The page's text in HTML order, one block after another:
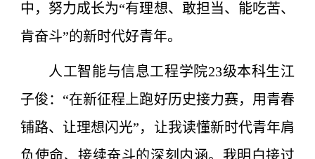
中，努力成长为“有理想、敢担当、能吃苦、
肯奋斗”的新时代好青年。
人工智能与信息工程学院23级本科生江
子俊：“在新征程上跑好历史接力赛，用青春
铺路、让理想闪光”，让我读懂新时代青年肩
负使命、接续奋斗的深刻内涵。我明白接过